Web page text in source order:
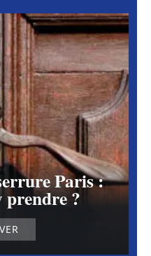
Paris :
prendre ?